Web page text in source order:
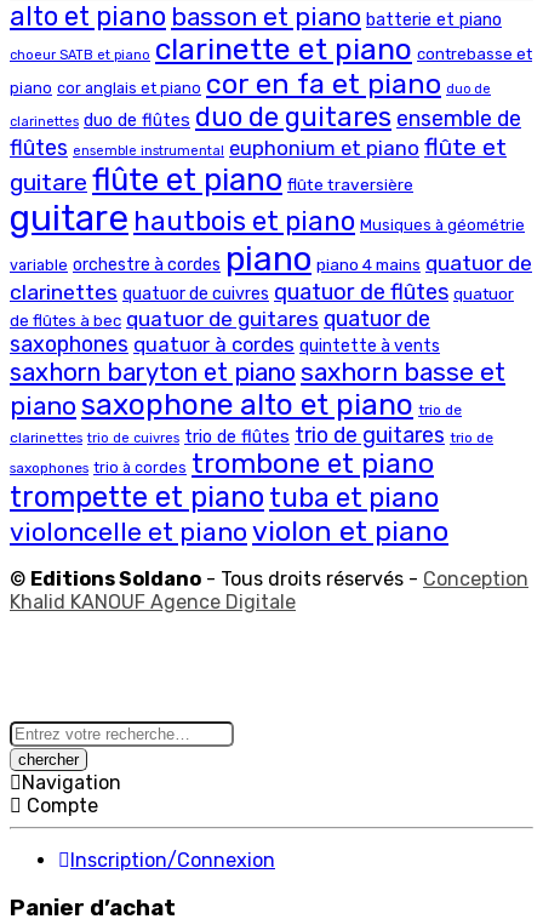
alto et piano basson et piano batterie et piano
choeur SATB et piano clarinette et piano contrebasse et
piano cor anglais et piano cor en fa et piano duo de
clarinettes duo de flûtes duo de guitares ensemble de
flûtes ensemble instrumental euphonium et piano flûte et
guitare flûte et piano flûte traversière
guitare hautbois et piano Musiques à géométrie
variable orchestre à cordes piano piano 4 mains quatuor de
clarinettes quatuor de cuivres quatuor de flûtes quatuor
de flûtes à bec quatuor de guitares quatuor de
saxophones quatuor à cordes quintette à vents
saxhorn baryton et piano saxhorn basse et
piano saxophone alto et piano trio de
clarinettes trio de cuivres trio de flûtes trio de guitares trio de
saxophones trio à cordes trombone et piano
trompette et piano tuba et piano
violoncelle et piano violon et piano
© Editions Soldano - Tous droits réservés - Conception
Khalid KANOUF Agence Digitale
Search
here
Navigation
Compte
Inscription/Connexion
Panier d’achat